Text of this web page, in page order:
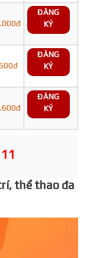
ĐĂNG
KÝ
ĐĂNG
KÝ
ĐĂNG
KÝ
thể thao đa